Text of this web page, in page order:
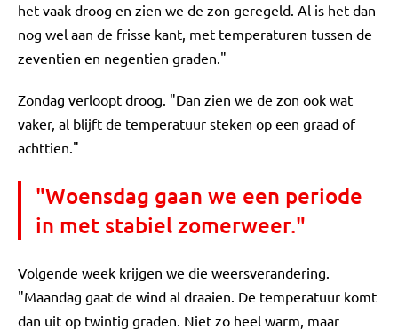
het vaak droog en zien we de zon geregeld. Al is het dan
nog wel aan de frisse kant, met temperaturen tussen de
zeventien en negentien graden."
Zondag verloopt droog. "Dan zien we de zon ook wat
vaker, al blijft de temperatuur steken op een graad of
achttien."
"Woensdag gaan we een periode
in met stabiel zomerweer."
Volgende week krijgen we die weersverandering.
"Maandag gaat de wind al draaien. De temperatuur komt
dan uit op twintig graden. Niet zo heel warm, maar